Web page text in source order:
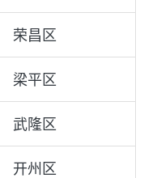
荣昌区
梁平区
武隆区
开州区